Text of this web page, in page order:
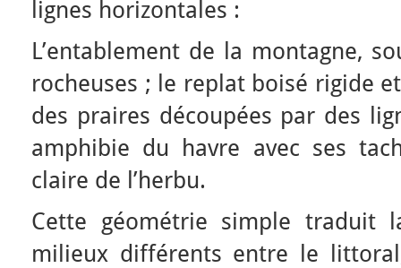
lignes horizontales :
L’entablement de la montagne,
rocheuses ; le replat boisé rigide
des praires découpées par des
amphibie du havre avec ses
claire de l’herbu.
Cette géométrie simple traduit
milieux différents entre le